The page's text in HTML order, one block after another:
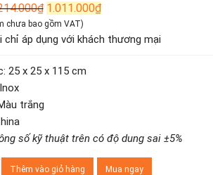
₫ Giá
gốc
là:
1.214.000₫.
1.011.000₫Giá
hiện
là:
chưa bao gồm VAT)
chỉ áp dụng với khách thương mại
25 x 25 x 115 cm
trắng
số kỹ thuật trên có độ dung sai ±5%
Thêm vào giỏ hàng Mua ngay